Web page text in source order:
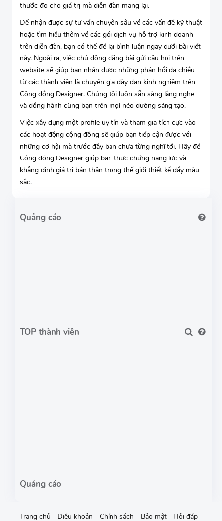
thước đo cho giá trị mà diễn đàn mang lại.
Để nhận được sự tư vấn chuyên sâu về các vấn đề kỹ thuật
hoặc tìm hiểu thêm về các gói dịch vụ hỗ trợ kinh doanh
trên diễn đàn, bạn có thể để lại bình luận ngay dưới bài viết
này. Ngoài ra, việc chủ động đăng bài gửi câu hỏi trên
website sẽ giúp bạn nhận được những phản hồi đa chiều
từ các thành viên là chuyên gia dày dạn kinh nghiệm trên
Cộng đồng Designer. Chúng tôi luôn sẵn sàng lắng nghe
và đồng hành cùng bạn trên mọi nẻo đường sáng tạo.
Việc xây dựng một profile uy tín và tham gia tích cực vào
các hoạt động cộng đồng sẽ giúp bạn tiếp cận được với
những cơ hội mà trước đây bạn chưa từng nghĩ tới. Hãy để
Cộng đồng Designer giúp bạn thực chứng năng lực và
khẳng định giá trị bản thân trong thế giới thiết kế đầy màu
sắc.
TOP thành viên
Trang chủ Điều khoản Chính sách Bảo mật Hỏi đáp